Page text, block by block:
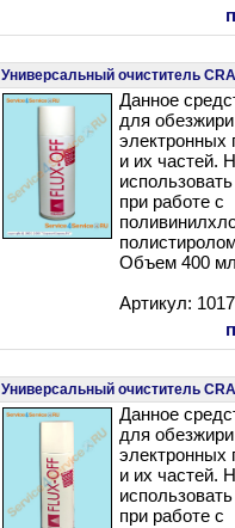
Универсальный очиститель
Данное
для
электронных
и их частей.
при работе с
Объем 400
Артикул:
Универсальный очиститель
Данное
для
электронных
и их частей.
при работе с